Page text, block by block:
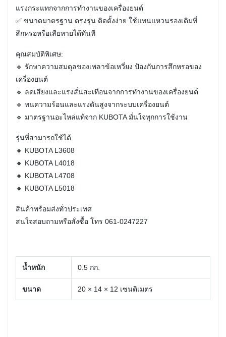
แรงกระแทกจากการทำงานของเครื่องยนต์
✅ ขนาดมาตรฐาน ตรงรุ่น ติดตั้งง่าย ใช้แทนแหวนรองเดิมที่
สึกหรอหรือเสียหายได้ทันที
คุณสมบัติพิเศษ:
🔹 รักษาความสมดุลของเพลาข้อเหวี่ยง ป้องกันการสึกหรอของ
เครื่องยนต์
🔹 ลดเสียงและแรงสั่นสะเทือนจากการทำงานของเครื่องยนต์
🔹 ทนความร้อนและแรงดันสูงจากระบบเครื่องยนต์
🔹 มาตรฐานอะไหล่แท้จาก KUBOTA มั่นใจทุกการใช้งาน
รุ่นที่สามารถใช้ได้:
🔸 KUBOTA L3608
🔸 KUBOTA L4018
🔸 KUBOTA L4708
🔸 KUBOTA L5018
สินค้าพร้อมส่งทั่วประเทศ
สนใจสอบถามหรือสั่งซื้อ โทร 061-0247227
น้ำหนัก 0.5 กก.
ขนาด 20 × 14 × 12 เซนติเมตร